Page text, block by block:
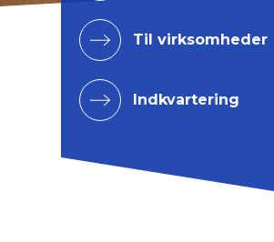
Til virksomheder
Indkvartering